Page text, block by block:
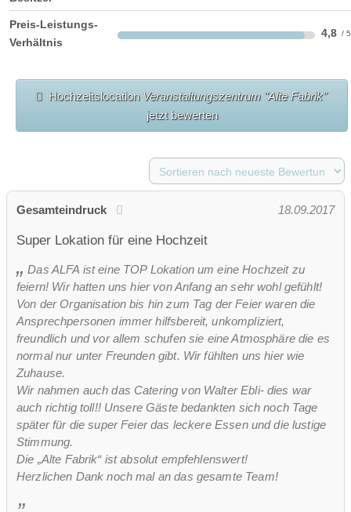
Preis-Leistungs-
Verhältnis
4,8
Hochzeitslocation Veranstaltungszentrum "Alte Fabrik"
jetzt bewerten
Gesamteindruck 18.09.2017
Super Lokation für eine Hochzeit
Das ALFA ist eine TOP Lokation um eine Hochzeit zu
feiern! Wir hatten uns hier von Anfang an sehr wohl gefühlt!
Von der Organisation bis hin zum Tag der Feier waren die
Ansprechpersonen immer hilfsbereit, unkompliziert,
freundlich und vor allem schufen sie eine Atmosphäre die es
normal nur unter Freunden gibt. Wir fühlten uns hier wie
Zuhause.
Wir nahmen auch das Catering von Walter Ebli- dies war
auch richtig toll!! Unsere Gäste bedankten sich noch Tage
später für die super Feier das leckere Essen und die lustige
Stimmung.
Die „Alte Fabrik“ ist absolut empfehlenswert!
Herzlichen Dank noch mal an das gesamte Team!